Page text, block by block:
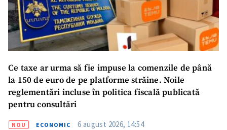
Ce taxe ar urma să fie impuse la comenzile de până
la 150 de euro de pe platforme străine. Noile
reglementări incluse în politica fiscală publicată
pentru consultări
NOU ECONOMIC 6 august 2026, 14:54
Titlu știre
+ Adaugă titlu
Fotografie
+ Încarcă imagine
Link media+ Link media
Mesajul știrei
+ Mesajul știrei